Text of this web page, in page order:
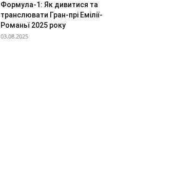
Формула-1: Як дивитися та
транслювати Гран-прі Емілії-
Романьї 2025 року
03.08.2025